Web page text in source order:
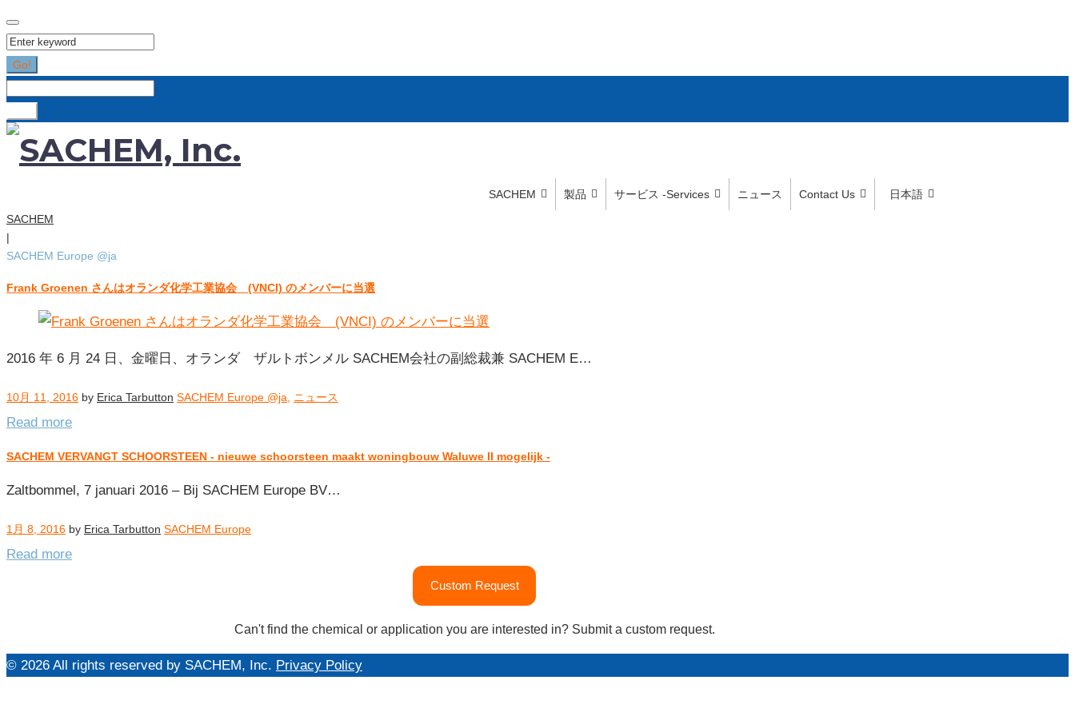
Search
for:
Go!
SACHEM 製品 サービス -Services ニュース Contact Us
日本語
SACHEM
|
SACHEM Europe @ja
カ
@ja
Frank Groenen さんはオランダ化学工業協会 (VNCI) のメンバーに当選
2016 年 6 月 24 日、金曜日、オランダ ザルトボンメル SACHEM会社の副総裁兼 SACHEM E…
10月 11, 2016 by Erica Tarbutton SACHEM Europe @ja, ニュース
Read more
SACHEM VERVANGT SCHOORSTEEN - nieuwe schoorsteen maakt woningbouw Waluwe II mogelijk -
Zaltbommel, 7 januari 2016 – Bij SACHEM Europe BV…
1月 8, 2016 by Erica Tarbutton SACHEM Europe
Read more
Custom Request
Can't find the chemical or application you are interested in? Submit a custom request.
© 2026 All rights reserved by SACHEM, Inc. Privacy Policy